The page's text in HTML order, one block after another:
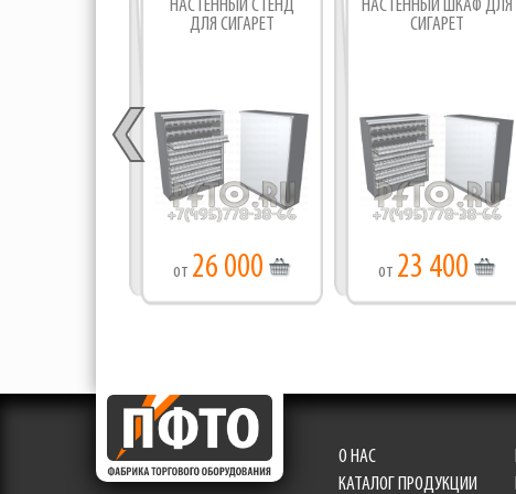
НАСТЕННЫЙ СТЕНД
ДЛЯ СИГАРЕТ
от 26 000
НАСТЕННЫЙ ШКАФ ДЛЯ
СИГАРЕТ
от 23 400
О НАС
КАТАЛОГ ПРОДУКЦИИ